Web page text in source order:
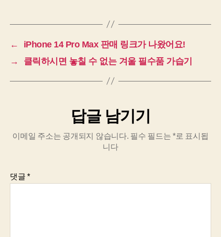
←
iPhone 14 Pro Max 판매 링크가 나왔어요!
→
클릭하시면 놓칠 수 없는 겨울 필수품 가습기
답글 남기기
이메일 주소는 공개되지 않습니다. 필수 필드는*로 표시됩
니다
댓글*